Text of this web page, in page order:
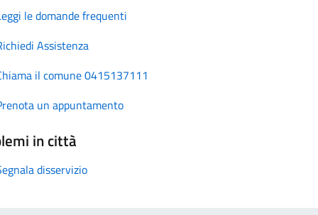
le domande frequenti
Assistenza
il comune 0415137111
un appuntamento
in città
disservizio